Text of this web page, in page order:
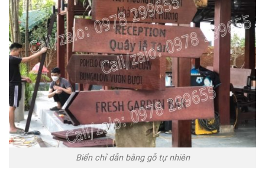
Biển chỉ dẫn bằng gỗ tự nhiên